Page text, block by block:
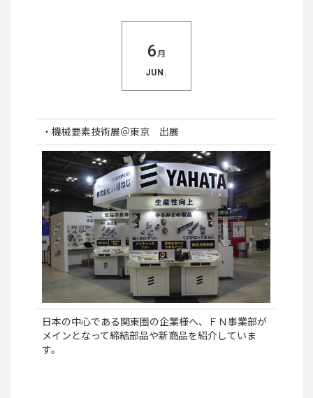
6 月
JUN.
・機械要素技術展＠東京 出展
日本の中心である関東圏の企業様へ、ＦＮ事業部が
メインとなって締結部品や新商品を紹介していま
す。